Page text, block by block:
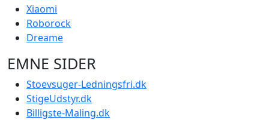
Xiaomi
Roborock
Dreame
EMNE SIDER
Stoevsuger-Ledningsfri.dk
StigeUdstyr.dk
Billigste-Maling.dk